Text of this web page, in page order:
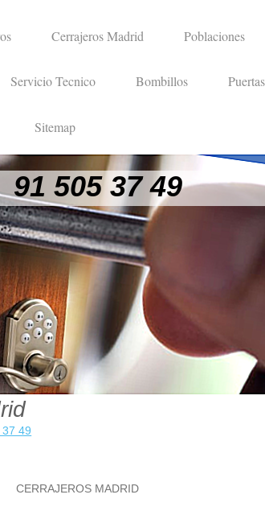
Cerrajeros Madrid Poblaciones
Servicio Tecnico Bombillos Puertas
Sitemap
505 37 49
49
CERRAJEROS MADRID